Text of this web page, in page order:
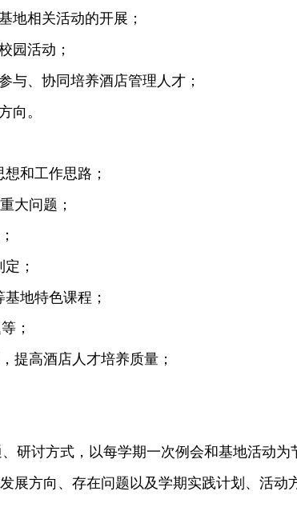
地相关活动的开展；
园活动；
与、协同培养酒店管理人才；
向。
和工作思路；
大问题；
；
地特色课程；
；
提高酒店人才培养质量；
研讨方式，以每学期一次例会和基地活动为
展方向、存在问题以及学期实践计划、活动